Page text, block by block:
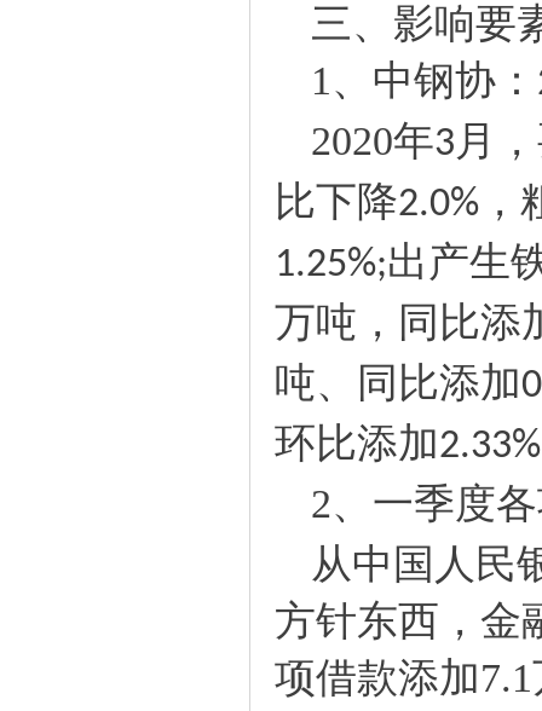
三、影响要
1 、中钢协：
2020年3 月
比下降2.0%
1.25%;出产生
万吨，同比添
吨、同比添加
环比添加2.33%
2、一季度
从中国人民
方针东西，金
项借款添加7.1